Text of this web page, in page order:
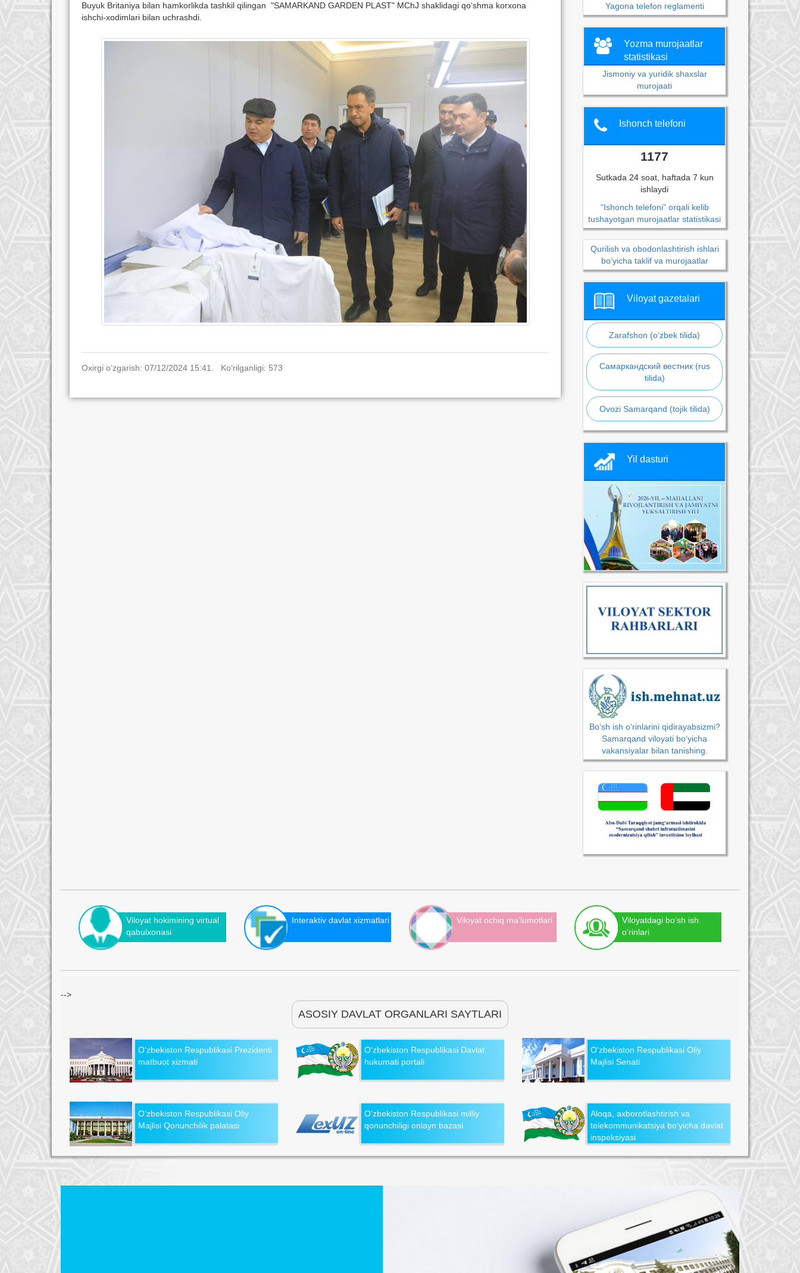
Buyuk Britaniya bilan hamkorlikda tashkil qilingan "SAMARKAND GARDEN PLAST" MChJ shaklidagi qo‘shma korxona
ishchi-xodimlari bilan uchrashdi.
Oxirgi o‘zgarish: 07/12/2024 15:41. Ko‘rilganligi: 573
Yagona telefon reglamenti
Yozma murojaatlar
statistikasi
Jismoniy va yuridik shaxslar
murojaati
Ishonch telefoni
1177
Sutkada 24 soat, haftada 7 kun
ishlaydi
“Ishonch telefoni” orqali kelib
tushayotgan murojaatlar statistikasi
Qurilish va obodonlashtirish ishlari
bo‘yicha taklif va murojaatlar
Viloyat gazetalari
Zarafshon (o‘zbek tilida)
Самаркандский вестник (rus
tilida)
Ovozi Samarqand (tojik tilida)
Yil dasturi
Bo‘sh ish o‘rinlarini qidirayabsizmi?
Samarqand viloyati bo‘yicha
vakansiyalar bilan tanishing.
Viloyat hokimining virtual
qabulxonasi
Interaktiv davlat xizmatlari Viloyat ochiq ma'lumotlari
Viloyatdagi bo‘sh ish
o‘rinlari
-->
ASOSIY DAVLAT ORGANLARI SAYTLARI
O‘zbekiston Respublikasi Prezidenti
matbuot xizmati
O‘zbekiston Respublikasi Davlat
hukumati portali
O‘zbekiston Respublikasi Oliy
Majlisi Senati
O‘zbekiston Respublikasi Oliy
Majlisi Qonunchilik palatasi
O‘zbekiston Respublikasi milliy
qonunchiligi onlayn bazasi
Aloqa, axborotlashtirish va
telekommunikatsiya bo‘yicha davlat
inspeksiyasi